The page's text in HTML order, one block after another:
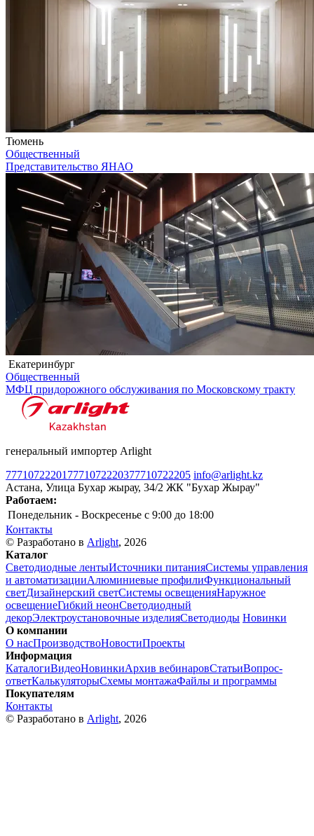
Тюмень
Общественный
Представительство ЯНАО
Екатеринбург
Общественный
МФЦ придорожного обслуживания по Московскому тракту
генеральный импортер Arlight
77710722201 7771072220377710722205 info@arlight.kz
Астана, Улица Бухар жырау, 34/2 ЖК "Бухар Жырау"
Работаем:
Понедельник - Воскресенье c 9:00 до 18:00
Контакты
© Разработано в Arlight, 2026
Каталог
Светодиодные лентыИсточники питанияСистемы управления
и автоматизацииАлюминиевые профилиФункциональный
светДизайнерский светСистемы освещенияНаружное
освещениеГибкий неонСветодиодный
декорЭлектроустановочные изделияСветодиоды Новинки
О компании
О насПроизводствоНовостиПроекты
Информация
КаталогиВидеоНовинкиАрхив вебинаровСтатьиВопрос-
ответКалькуляторыСхемы монтажаФайлы и программы
Покупателям
Контакты
© Разработано в Arlight, 2026